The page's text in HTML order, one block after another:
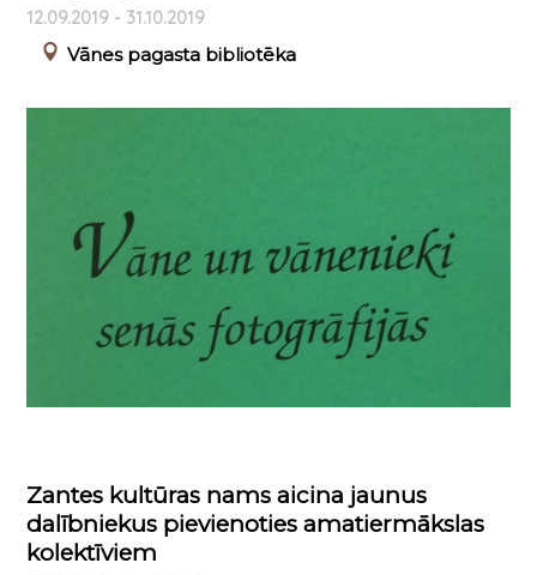
12.09.2019 - 31.10.2019
Vānes pagasta bibliotēka
Zantes kultūras nams aicina jaunus
dalībniekus pievienoties amatiermākslas
kolektīviem